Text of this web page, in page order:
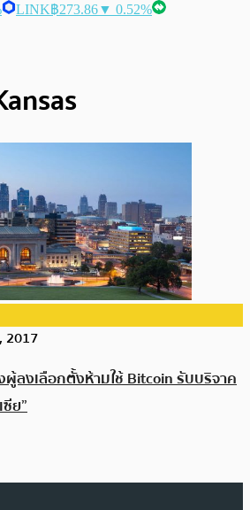
LINK฿273.86▼ 0.52%
2017
ผู้ลงเลือกตั้งห้ามใช้ Bitcoin รับบริจาค
ย”